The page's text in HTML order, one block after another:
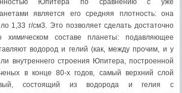
Юпитера по сравнению с уже
является его средняя плотность: она
1,33 г/см3. Это позволяет сделать достаточно
составе планеты: подавляющее
водород и гелий (как, между прочим, и у
внутреннего строения Юпитера, построенной
в конце 80-х годов, самый верхний слой
состоящий из водорода и гелия с